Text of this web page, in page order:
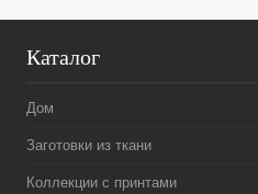
Каталог
Дом
Заготовки из ткани
Коллекции с принтами